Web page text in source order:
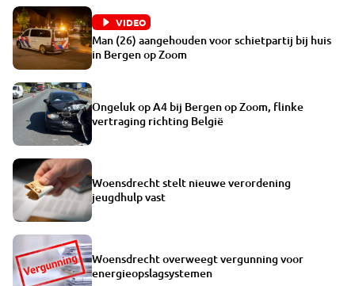
VIDEO
Man (26) aangehouden voor schietpartij bij huis
in Bergen op Zoom
Ongeluk op A4 bij Bergen op Zoom, flinke
vertraging richting België
Woensdrecht stelt nieuwe verordening
jeugdhulp vast
Woensdrecht overweegt vergunning voor
energieopslagsystemen